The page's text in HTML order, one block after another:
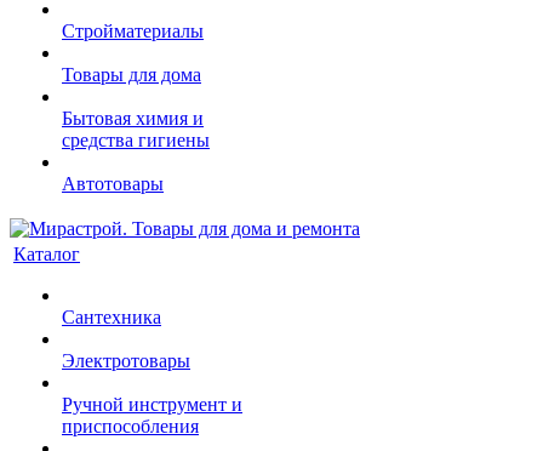
Стройматериалы
Товары для дома
Бытовая химия и
средства гигиены
Автотовары
Каталог
Сантехника
Электротовары
Ручной инструмент и
приспособления